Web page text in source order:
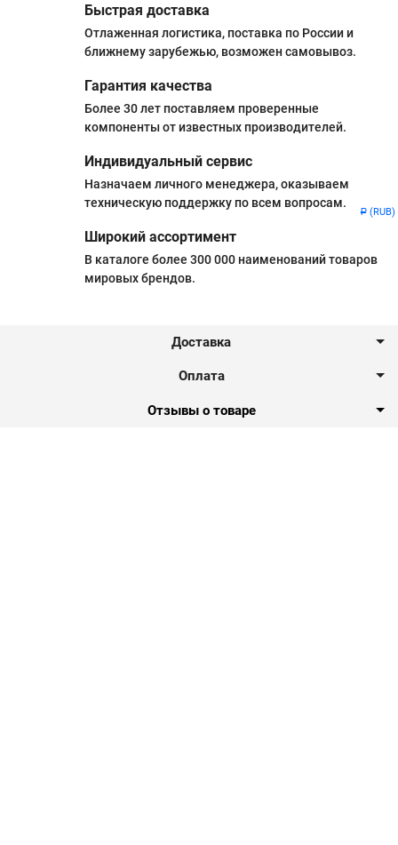
Р (RUB)
Быстрая доставка
Отлаженная логистика, поставка по России и
ближнему зарубежью, возможен самовывоз.
Гарантия качества
Более 30 лет поставляем проверенные
компоненты от известных производителей.
Индивидуальный сервис
Назначаем личного менеджера, оказываем
техническую поддержку по всем вопросам.
Широкий ассортимент
В каталоге более 300 000 наименований товаров
мировых брендов.
Доставка
Оплата
Отзывы о товаре